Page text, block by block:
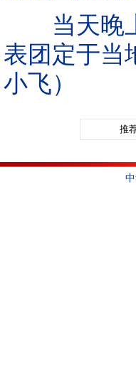
当天晚上
表团定于
小飞）
推